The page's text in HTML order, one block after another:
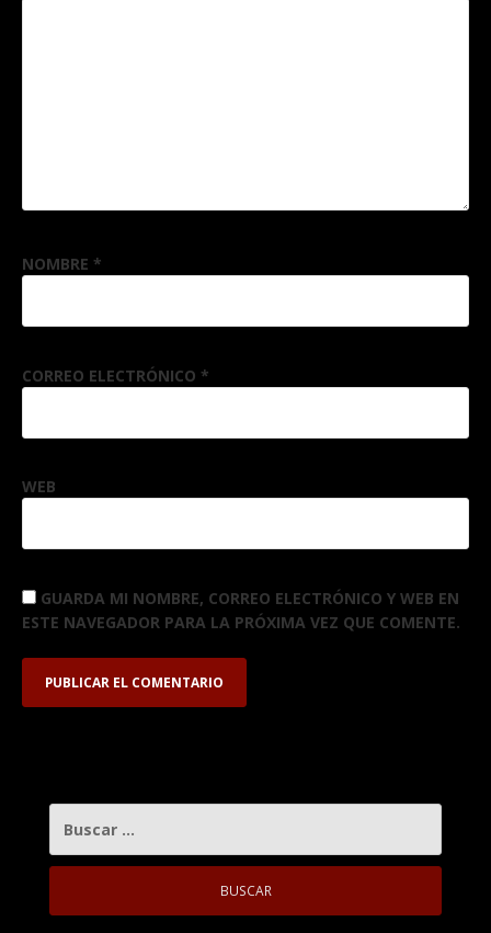
NOMBRE *
CORREO ELECTRÓNICO *
WEB
GUARDA MI NOMBRE, CORREO ELECTRÓNICO Y WEB EN
ESTE NAVEGADOR PARA LA PRÓXIMA VEZ QUE COMENTE.